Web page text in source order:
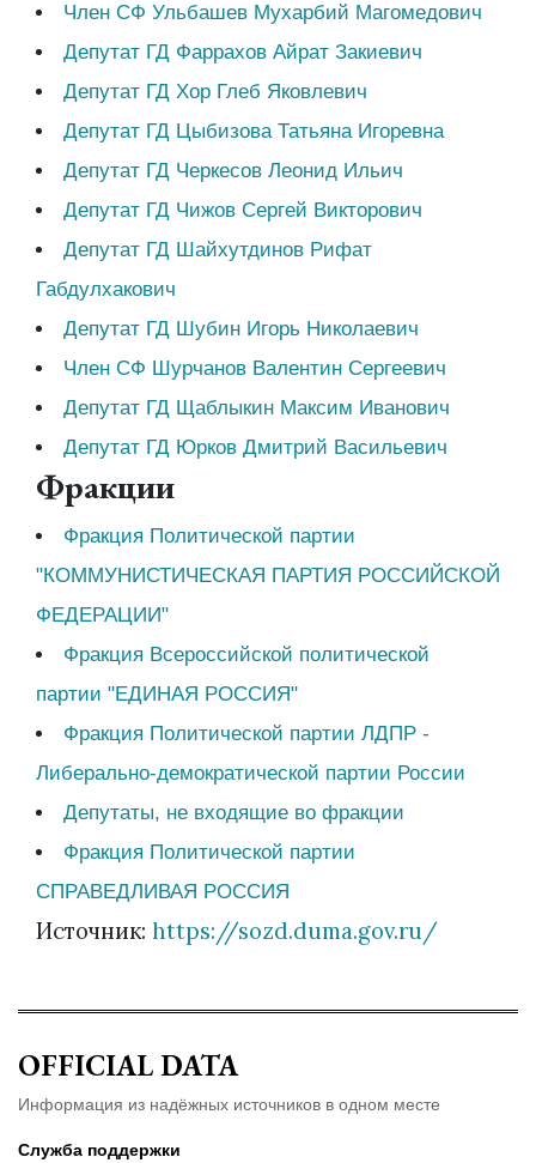
Член СФ Ульбашев Мухарбий Магомедович
Депутат ГД Фаррахов Айрат Закиевич
Депутат ГД Хор Глеб Яковлевич
Депутат ГД Цыбизова Татьяна Игоревна
Депутат ГД Черкесов Леонид Ильич
Депутат ГД Чижов Сергей Викторович
Депутат ГД Шайхутдинов Рифат
Габдулхакович
Депутат ГД Шубин Игорь Николаевич
Член СФ Шурчанов Валентин Сергеевич
Депутат ГД Щаблыкин Максим Иванович
Депутат ГД Юрков Дмитрий Васильевич
Фракции
Фракция Политической партии
"КОММУНИСТИЧЕСКАЯ ПАРТИЯ РОССИЙСКОЙ
ФЕДЕРАЦИИ"
Фракция Всероссийской политической
партии "ЕДИНАЯ РОССИЯ"
Фракция Политической партии ЛДПР -
Либерально-демократической партии России
Депутаты, не входящие во фракции
Фракция Политической партии
СПРАВЕДЛИВАЯ РОССИЯ
Источник: https://sozd.duma.gov.ru/
OFFICIAL DATA
Информация из надёжных источников в одном месте
Служба поддержки